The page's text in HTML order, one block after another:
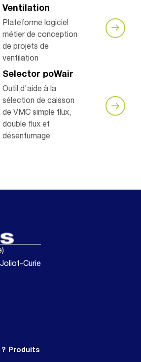
Ventilation
Plateforme logiciel
métier de conception
de projets de
ventilation
Selector poWair
Outil d'aide à la
sélection de caisson
de VMC simple flux,
double flux et
désenfumage
Curie
Produits